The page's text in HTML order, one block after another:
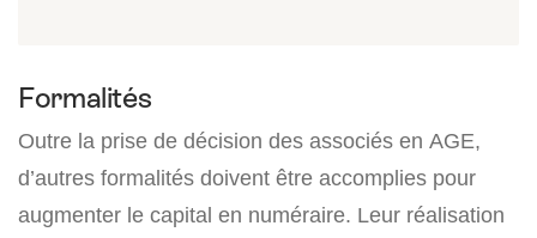
Formalités
Outre la prise de décision des associés en AGE,
d’autres formalités doivent être accomplies pour
augmenter le capital en numéraire. Leur réalisation